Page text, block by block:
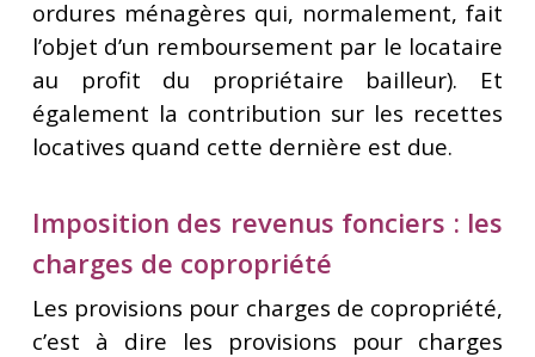
ordures ménagères qui, normalement, fait
l’objet d’un remboursement par le locataire
au profit du propriétaire bailleur). Et
également la contribution sur les recettes
locatives quand cette dernière est due.
Imposition des revenus fonciers : les
charges de copropriété
Les provisions pour charges de copropriété,
c’est à dire les provisions pour charges